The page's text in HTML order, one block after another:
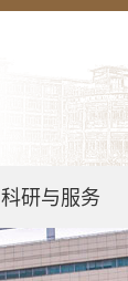
科研与服务